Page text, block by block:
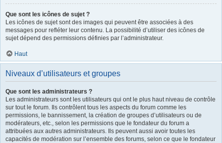
Que sont les icônes de sujet ?
Les icônes de sujet sont des images qui peuvent être associées à des
messages pour refléter leur contenu. La possibilité d’utiliser des icônes de
sujet dépend des permissions définies par l’administrateur.
Haut
Niveaux d’utilisateurs et groupes
Que sont les administrateurs ?
Les administrateurs sont les utilisateurs qui ont le plus haut niveau de contrôle
sur tout le forum. Ils contrôlent tous les aspects du forum comme les
permissions, le bannissement, la création de groupes d’utilisateurs ou de
modérateurs, etc., selon les permissions que le fondateur du forum a
attribuées aux autres administrateurs. Ils peuvent aussi avoir toutes les
capacités de modération sur l’ensemble des forums, selon ce que le fondateur